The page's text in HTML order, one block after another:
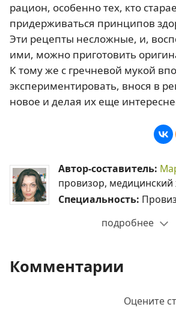
рацион, особенно тех, кто
придерживаться принципов
Эти рецепты несложные, и,
ими, можно приготовить
К тому же с гречневой мукой
экспериментировать, внося в
новое и делая их еще
Автор-составитель:
провизор, медицинский
Специальность:
подробнее
Комментарии
Оцените